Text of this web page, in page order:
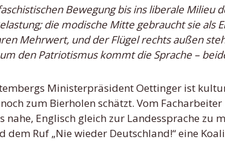
die modische Mitte gebraucht sie als
Mehrwert, und der Flügel rechts außen
den Patriotismus kommt die Sprache –
Ministerpräsident Oettinger ist
zum Bierholen schätzt. Vom
nahe, Englisch gleich zur Landessprache zu
dem Ruf „Nie wieder Deutschland!“ eine